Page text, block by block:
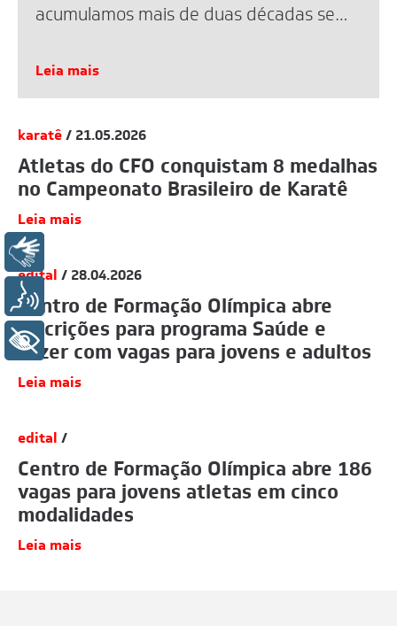
acumulamos mais de duas décadas sem
na Copa de 2026 reacendeu o debate,
Leia mais
karatê/ 21.05.2026
Atletas do CFO conquistam 8 medalhas
no Campeonato Brasileiro de Karatê
Leia mais
edital / 28.04.2026
Centro de Formação Olímpica abre
inscrições para programa Saúde e
Lazer com vagas para jovens e adultos
Leia mais
edital /
Centro de Formação Olímpica abre 186
vagas para jovens atletas em cinco
modalidades
Leia mais
+ Acessibilidade